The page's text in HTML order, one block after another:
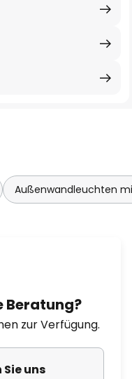
Außenwandleuchten
Beratung?
zur Verfügung.
uns